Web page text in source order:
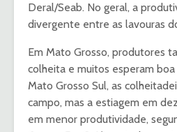
Deral/Seab. No geral, a
divergente entre as lavouras
Em Mato Grosso, produtores
colheita e muitos esperam
Mato Grosso Sul, as
campo, mas a estiagem em
em menor produtividade,